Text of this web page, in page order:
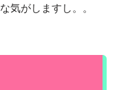
気がしますし。。